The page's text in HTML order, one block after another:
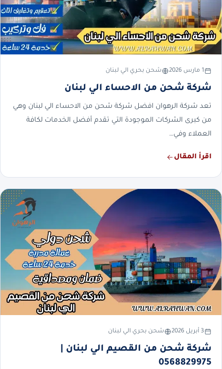
1 مارس 2026 شحن بحري الي لبنان
شركة شحن من الاحساء الي لبنان
تعد شركة الرهوان افضل شركة شحن من الاحساء الي لبنان وهي
من كبرى الشركات الموجودة التي تقدم أفضل الخدمات لكافة
العملاء وفي…
اقرأ المقال
3 أبريل 2026 شحن بحري الي لبنان
شركة شحن من القصيم الي لبنان |
0568829975